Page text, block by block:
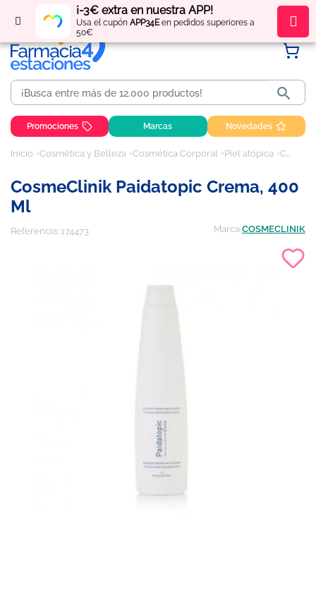
¡-3€ extra en nuestra APP!
Usa el cupón APP34Een pedidos superiores a
50€
Regístratey obténpuntos por tus compras

Promociones Marcas Novedades
Inicio Cosmética y Belleza Cosmética Corporal Piel atópica CosmeClinik Paidatopic crema, 400 ml
CosmeClinik Paidatopic Crema, 400
Ml
Referencia: 174473 Marca COSMECLINIK